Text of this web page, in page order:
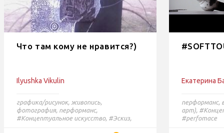
Что там кому не нравится?)
Ilyushka Vikulin
графика/рисунок, живопись,
фотография, перформанс,
#Концептуальное искусство, #Эскиз,
Екатерина
перформанс,
арт),
#perfomace